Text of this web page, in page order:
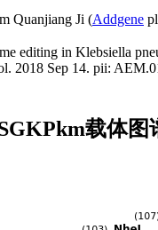
Quanjiang Ji (Addgene
editing in Klebsiella
2018 Sep 14. pii:
载体